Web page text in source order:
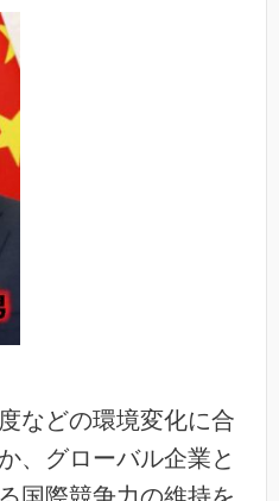
などの環境変化に合
、グローバル企業と